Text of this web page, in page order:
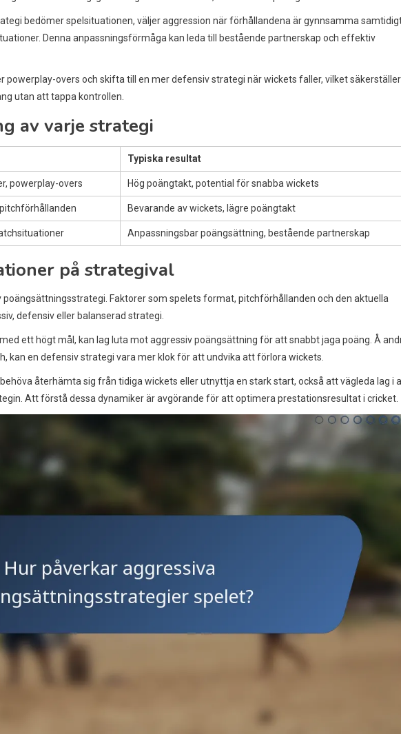
bedömer spelsituationen, väljer aggression när förhållandena är gynnsamma
Denna anpassningsförmåga kan leda till bestående partnerskap och effektiv
powerplay-overs och skifta till en mer defensiv strategi när wickets faller, vilket säkerställer
utan att tappa kontrollen.
av varje strategi
Typiska resultat
powerplay-overs Hög poängtakt, potential för snabba wickets
Bevarande av wickets, lägre poängtakt
Anpassningsbar poängsättning, bestående partnerskap
på strategival
Faktorer som spelets format, pitchförhållanden och den aktuella
defensiv eller balanserad strategi.
ett högt mål, kan lag luta mot aggressiv poängsättning för att snabbt jaga poäng. Å
kan en defensiv strategi vara mer klok för att undvika att förlora wickets.
återhämta sig från tidiga wickets eller utnyttja en stark start, också att vägleda lag i
Att förstå dessa dynamiker är avgörande för att optimera prestationsresultat i cricket.